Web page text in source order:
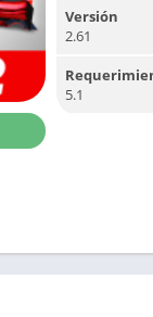
Versión
2.61
5.1